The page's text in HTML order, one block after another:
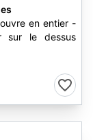
en entier -
sur le dessus